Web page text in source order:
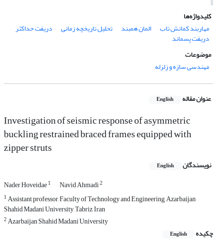
کلیدواژه‌ها
مهاربند کمانش تاب
المان همبند تحلیل تاریخچه زمانی دریفت حداکثر
دریفت پسماند
موضوعات
مهندسی سازه و زلزله
عنوان مقاله English
Investigation of seismic response of asymmetric
buckling restrained braced frames equipped with
zipper struts
نویسندگان English
Nader Hoveidae1 Navid Ahmadi2
1Assistant professor, Faculty of Technology and Engineering, Azarbaijan
Shahid Madani University, Tabriz, Iran
2Azarbaijan Shahid Madani University
چکیده
English